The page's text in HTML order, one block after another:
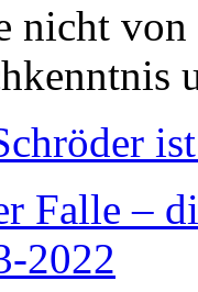
nicht
Falle –
2022